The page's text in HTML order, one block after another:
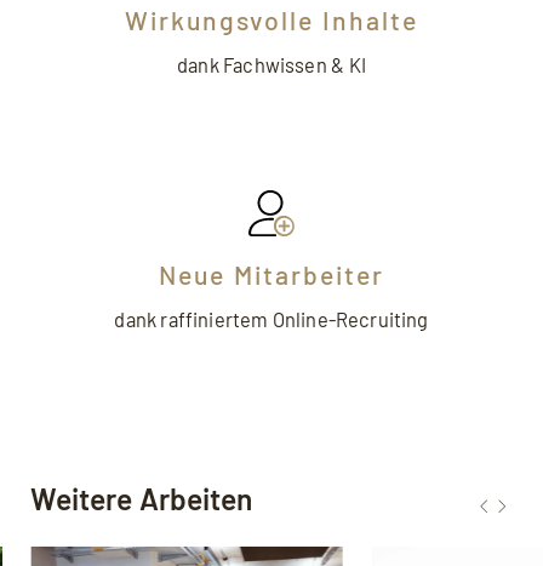
Wirkungsvolle Inhalte
dank Fachwissen & KI
Neue Mitarbeiter
dank raffiniertem Online-Recruiting
Weitere Arbeiten